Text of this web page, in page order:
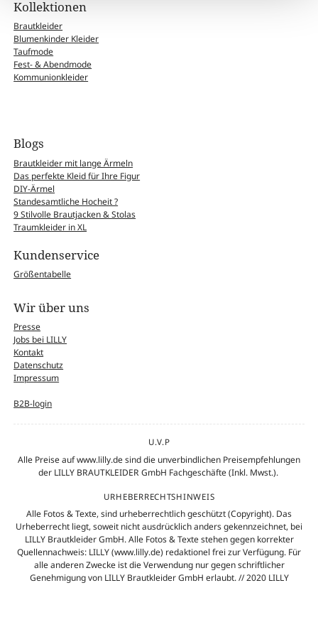
Kollektionen
Brautkleider
Blumenkinder Kleider
Taufmode
Fest- & Abendmode
Kommunionkleider
Blogs
Brautkleider mit lange Ärmeln
Das perfekte Kleid für Ihre Figur
DIY-Ärmel
Standesamtliche Hocheit ?
9 Stilvolle Brautjacken & Stolas
Traumkleider in XL
Kundenservice
Größentabelle
Wir über uns
Presse
Jobs bei LILLY
Kontakt
Datenschutz
Impressum
B2B-login
U.V.P
Alle Preise auf www.lilly.de sind die unverbindlichen Preisempfehlungen
der LILLY BRAUTKLEIDER GmbH Fachgeschäfte (Inkl. Mwst.).
URHEBERRECHTSHINWEIS
Alle Fotos & Texte, sind urheberrechtlich geschützt (Copyright). Das
Urheberrecht liegt, soweit nicht ausdrücklich anders gekennzeichnet, bei
LILLY Brautkleider GmbH. Alle Fotos & Texte stehen gegen korrekter
Quellennachweis: LILLY (www.lilly.de) redaktionel frei zur Verfügung. Für
alle anderen Zwecke ist die Verwendung nur gegen schriftlicher
Genehmigung von LILLY Brautkleider GmbH erlaubt. // 2020 LILLY